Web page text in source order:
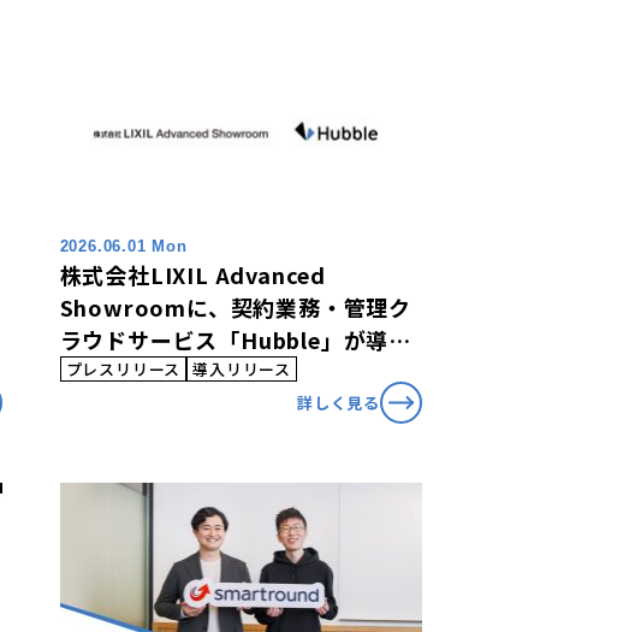
2026.06.01 Mon
株式会社LIXIL Advanced
Showroomに、契約業務・管理ク
ラウドサービス「Hubble」が導入
されました
プレスリリース
導入リリース
詳しく見る